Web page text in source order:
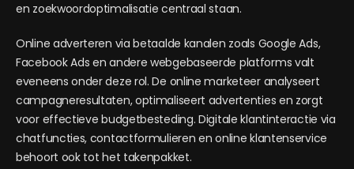
en zoekwoordoptimalisatie centraal staan.
Online adverteren via betaalde kanalen zoals Google Ads,
Facebook Ads en andere webgebaseerde platforms valt
eveneens onder deze rol. De online marketeer analyseert
campagneresultaten, optimaliseert advertenties en zorgt
voor effectieve budgetbesteding. Digitale klantinteractie via
chatfuncties, contactformulieren en online klantenservice
behoort ook tot het takenpakket.